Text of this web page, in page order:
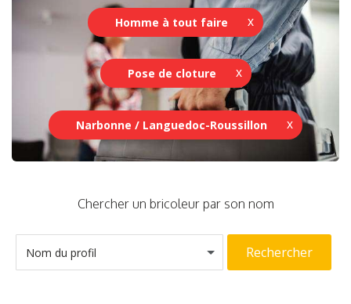
Homme à tout faire
Pose de cloture
Narbonne / Languedoc-Roussillon
Chercher un bricoleur par son nom
Nom du profil Rechercher